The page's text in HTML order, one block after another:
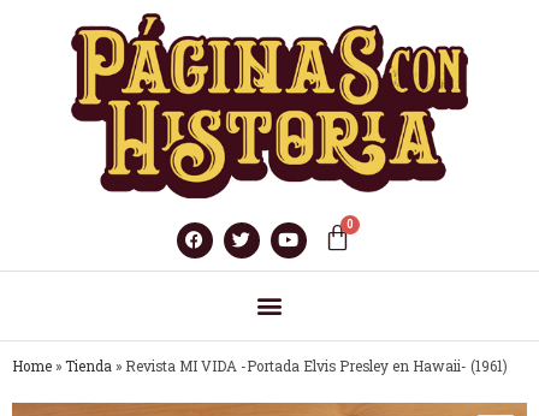
Home » Tienda » Revista MI VIDA -Portada Elvis Presley en Hawaii- (1961)